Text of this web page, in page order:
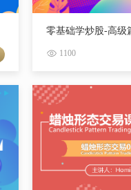
零基础学炒股-高级
1100